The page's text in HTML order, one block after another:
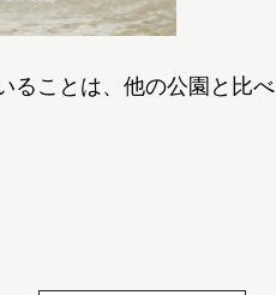
ることは、他の公園と比べ